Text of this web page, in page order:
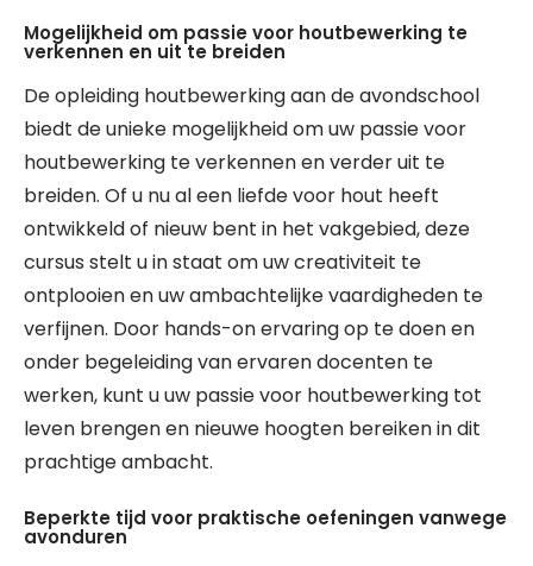
Mogelijkheid om passie voor houtbewerking te
verkennen en uit te breiden
De opleiding houtbewerking aan de avondschool
biedt de unieke mogelijkheid om uw passie voor
houtbewerking te verkennen en verder uit te
breiden. Of u nu al een liefde voor hout heeft
ontwikkeld of nieuw bent in het vakgebied, deze
cursus stelt u in staat om uw creativiteit te
ontplooien en uw ambachtelijke vaardigheden te
verfijnen. Door hands-on ervaring op te doen en
onder begeleiding van ervaren docenten te
werken, kunt u uw passie voor houtbewerking tot
leven brengen en nieuwe hoogten bereiken in dit
prachtige ambacht.
Beperkte tijd voor praktische oefeningen vanwege
avonduren